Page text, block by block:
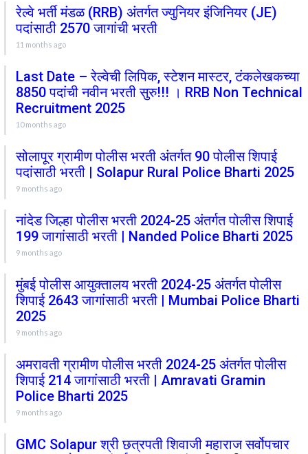
रेल्वे भर्ती मंडळ (RRB) अंतर्गत ज्युनियर इंजिनियर (JE)
पदांसाठी 2570 जागांची भरती
11 months ago
Last Date – रेल्वेची लिपिक, स्टेशन मास्टर, टंकलेखकच्या
8850 पदांची नवीन भरती सुरु!!! । RRB Non Technical
Recruitment 2025
10 months ago
सोलापूर ग्रामीण पोलीस भरती अंतर्गत 90 पोलीस शिपाई
पदांसाठी भरती | Solapur Rural Police Bharti 2025
9 months ago
नांदेड जिल्हा पोलीस भरती 2024-25 अंतर्गत पोलीस शिपाई
199 जागांसाठी भरती | Nanded Police Bharti 2025
9 months ago
मुंबई पोलीस आयुक्तालय भरती 2024-25 अंतर्गत पोलीस
शिपाई 2643 जागांसाठी भरती | Mumbai Police Bharti
2025
9 months ago
अमरावती ग्रामीण पोलीस भरती 2024-25 अंतर्गत पोलीस
शिपाई 214 जागांसाठी भरती | Amravati Gramin
Police Bharti 2025
9 months ago
GMC Solapur श्री छत्रपती शिवाजी महाराज सर्वोपचार